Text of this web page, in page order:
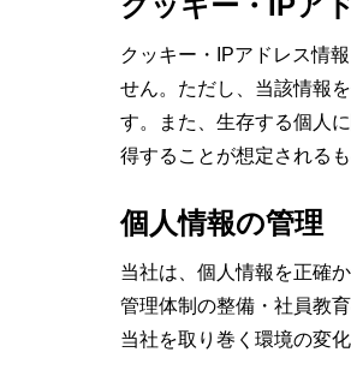
クッキー・IPアドレス情
せん。ただし、当該情報
す。また、生存する個人
得することが想定される
個人情報の管理
当社は、個人情報を正確
管理体制の整備・社員教
当社を取り巻く環境の変